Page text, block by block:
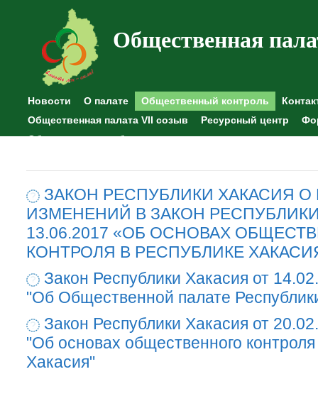
Общественная
Новости О палате Общественный контроль
Общественная палата VII созыв
Ресурсный центр
Общественные наблюдения
ЗАКОН РЕСПУБЛИКИ ХАКАСИЯ
ИЗМЕНЕНИЙ В ЗАКОН
13.06.2017 «ОБ ОСНОВАХ
КОНТРОЛЯ В РЕСПУБЛИКЕ
Закон Республики Хакасия от
"Об Общественной палате
Закон Республики Хакасия от
"Об основах общественного
Хакасия"